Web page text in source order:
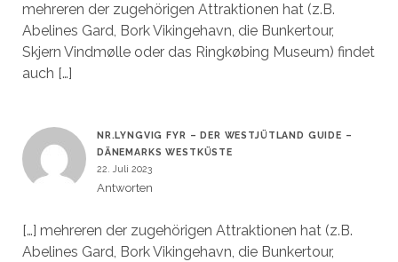
mehreren der zugehörigen Attraktionen hat (z.B.
Abelines Gard, Bork Vikingehavn, die Bunkertour,
Skjern Vindmølle oder das Ringkøbing Museum) findet
auch […]
NR.LYNGVIG FYR – DER WESTJÜTLAND GUIDE –
DÄNEMARKS WESTKÜSTE
22. Juli 2023
Antworten
[…] mehreren der zugehörigen Attraktionen hat (z.B.
Abelines Gard, Bork Vikingehavn, die Bunkertour,